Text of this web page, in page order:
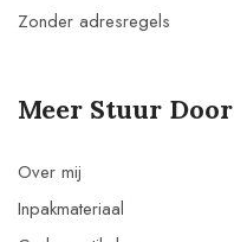
Zonder adresregels
Meer Stuur Door
Over mij
Inpakmateriaal